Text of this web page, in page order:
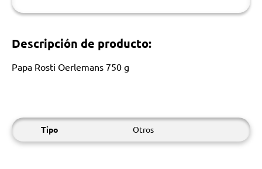
Descripción de producto:
Papa Rosti Oerlemans 750 g
Tipo Otros